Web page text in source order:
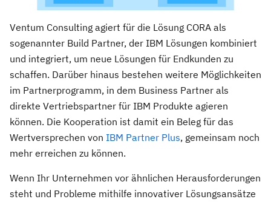
Ventum Consulting agiert für die Lösung CORA als
sogenannter Build Partner, der IBM Lösungen kombiniert
und integriert, um neue Lösungen für Endkunden zu
schaffen. Darüber hinaus bestehen weitere Möglichkeiten
im Partnerprogramm, in dem Business Partner als
direkte Vertriebspartner für IBM Produkte agieren
können. Die Kooperation ist damit ein Beleg für das
Wertversprechen von IBM Partner Plus, gemeinsam noch
mehr erreichen zu können.
Wenn Ihr Unternehmen vor ähnlichen Herausforderungen
steht und Probleme mithilfe innovativer Lösungsansätze